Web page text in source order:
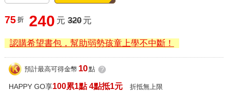
75 折 240 元 320 元
認購希望書包，幫助弱勢孩童上學不中斷！
預計最高可得金幣 10點 ?
HAPPY GO享100累1點 4點抵1元 折抵無上限